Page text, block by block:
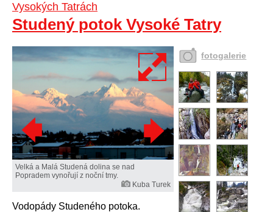
Vysokých Tatrách
Studený potok Vysoké Tatry
Velká a Malá Studená dolina se nad
Popradem vynořují z noční tmy.
Kuba Turek
Vodopády Studeného potoka.
fotogalerie